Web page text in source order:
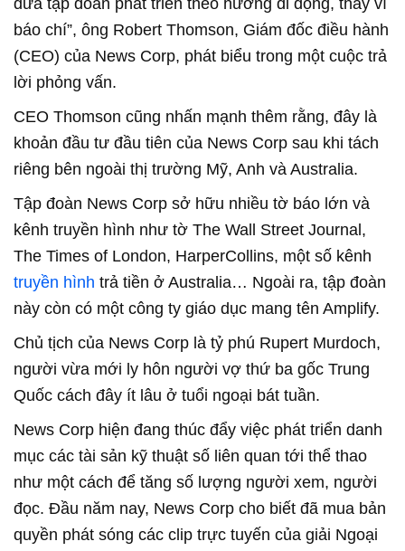
đưa tập đoàn phát triển theo hướng di động, thay vì
báo chí”, ông Robert Thomson, Giám đốc điều hành
(CEO) của News Corp, phát biểu trong một cuộc trả
lời phỏng vấn.
CEO Thomson cũng nhấn mạnh thêm rằng, đây là
khoản đầu tư đầu tiên của News Corp sau khi tách
riêng bên ngoài thị trường Mỹ, Anh và Australia.
Tập đoàn News Corp sở hữu nhiều tờ báo lớn và
kênh truyền hình như tờ The Wall Street Journal,
The Times of London, HarperCollins, một số kênh
truyền hình trả tiền ở Australia… Ngoài ra, tập đoàn
này còn có một công ty giáo dục mang tên Amplify.
Chủ tịch của News Corp là tỷ phú Rupert Murdoch,
người vừa mới ly hôn người vợ thứ ba gốc Trung
Quốc cách đây ít lâu ở tuổi ngoại bát tuần.
News Corp hiện đang thúc đẩy việc phát triển danh
mục các tài sản kỹ thuật số liên quan tới thể thao
như một cách để tăng số lượng người xem, người
đọc. Đầu năm nay, News Corp cho biết đã mua bản
quyền phát sóng các clip trực tuyến của giải Ngoại